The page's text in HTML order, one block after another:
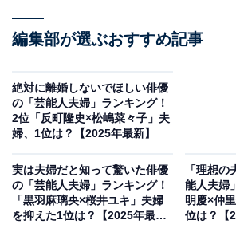
A post shared by nigehaji_tbs
2位は、星野源さん、新垣結衣さん夫
に放送された人気ドラマ『逃げるは恥
（TBS系）で夫婦役で共演し、2021年
た際は、「#逃げ恥婚」として多くの
た。
編集部が選ぶおすすめ記事
絶対に離婚しないでほしい俳優
の「芸能人夫婦」ランキング！
2位「反町隆史×松嶋菜々子」夫
婦、1位は？【2025年最新】
実は夫婦だと知って驚いた俳優
の「芸能人夫婦」ランキング！
「黒羽麻璃央×桜井ユキ」夫婦
を抑えた1位は？【2025年最
「理想
能人夫婦
明慶×仲
位は？【